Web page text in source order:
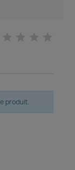
produit.